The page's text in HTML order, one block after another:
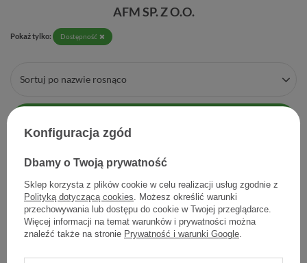
AFM SP. Z O.O.
Pokaż tylko: Dostępność
Sortuj po nazwie rosnąco
Konfiguracja zgód
Dbamy o Twoją prywatność
Sklep korzysta z plików cookie w celu realizacji usług zgodnie z
Polityką dotyczącą cookies . Możesz określić warunki
przechowywania lub dostępu do cookie w Twojej przeglądarce.
Więcej informacji na temat warunków i prywatności można
znaleźć także na stronie Prywatność i warunki Google